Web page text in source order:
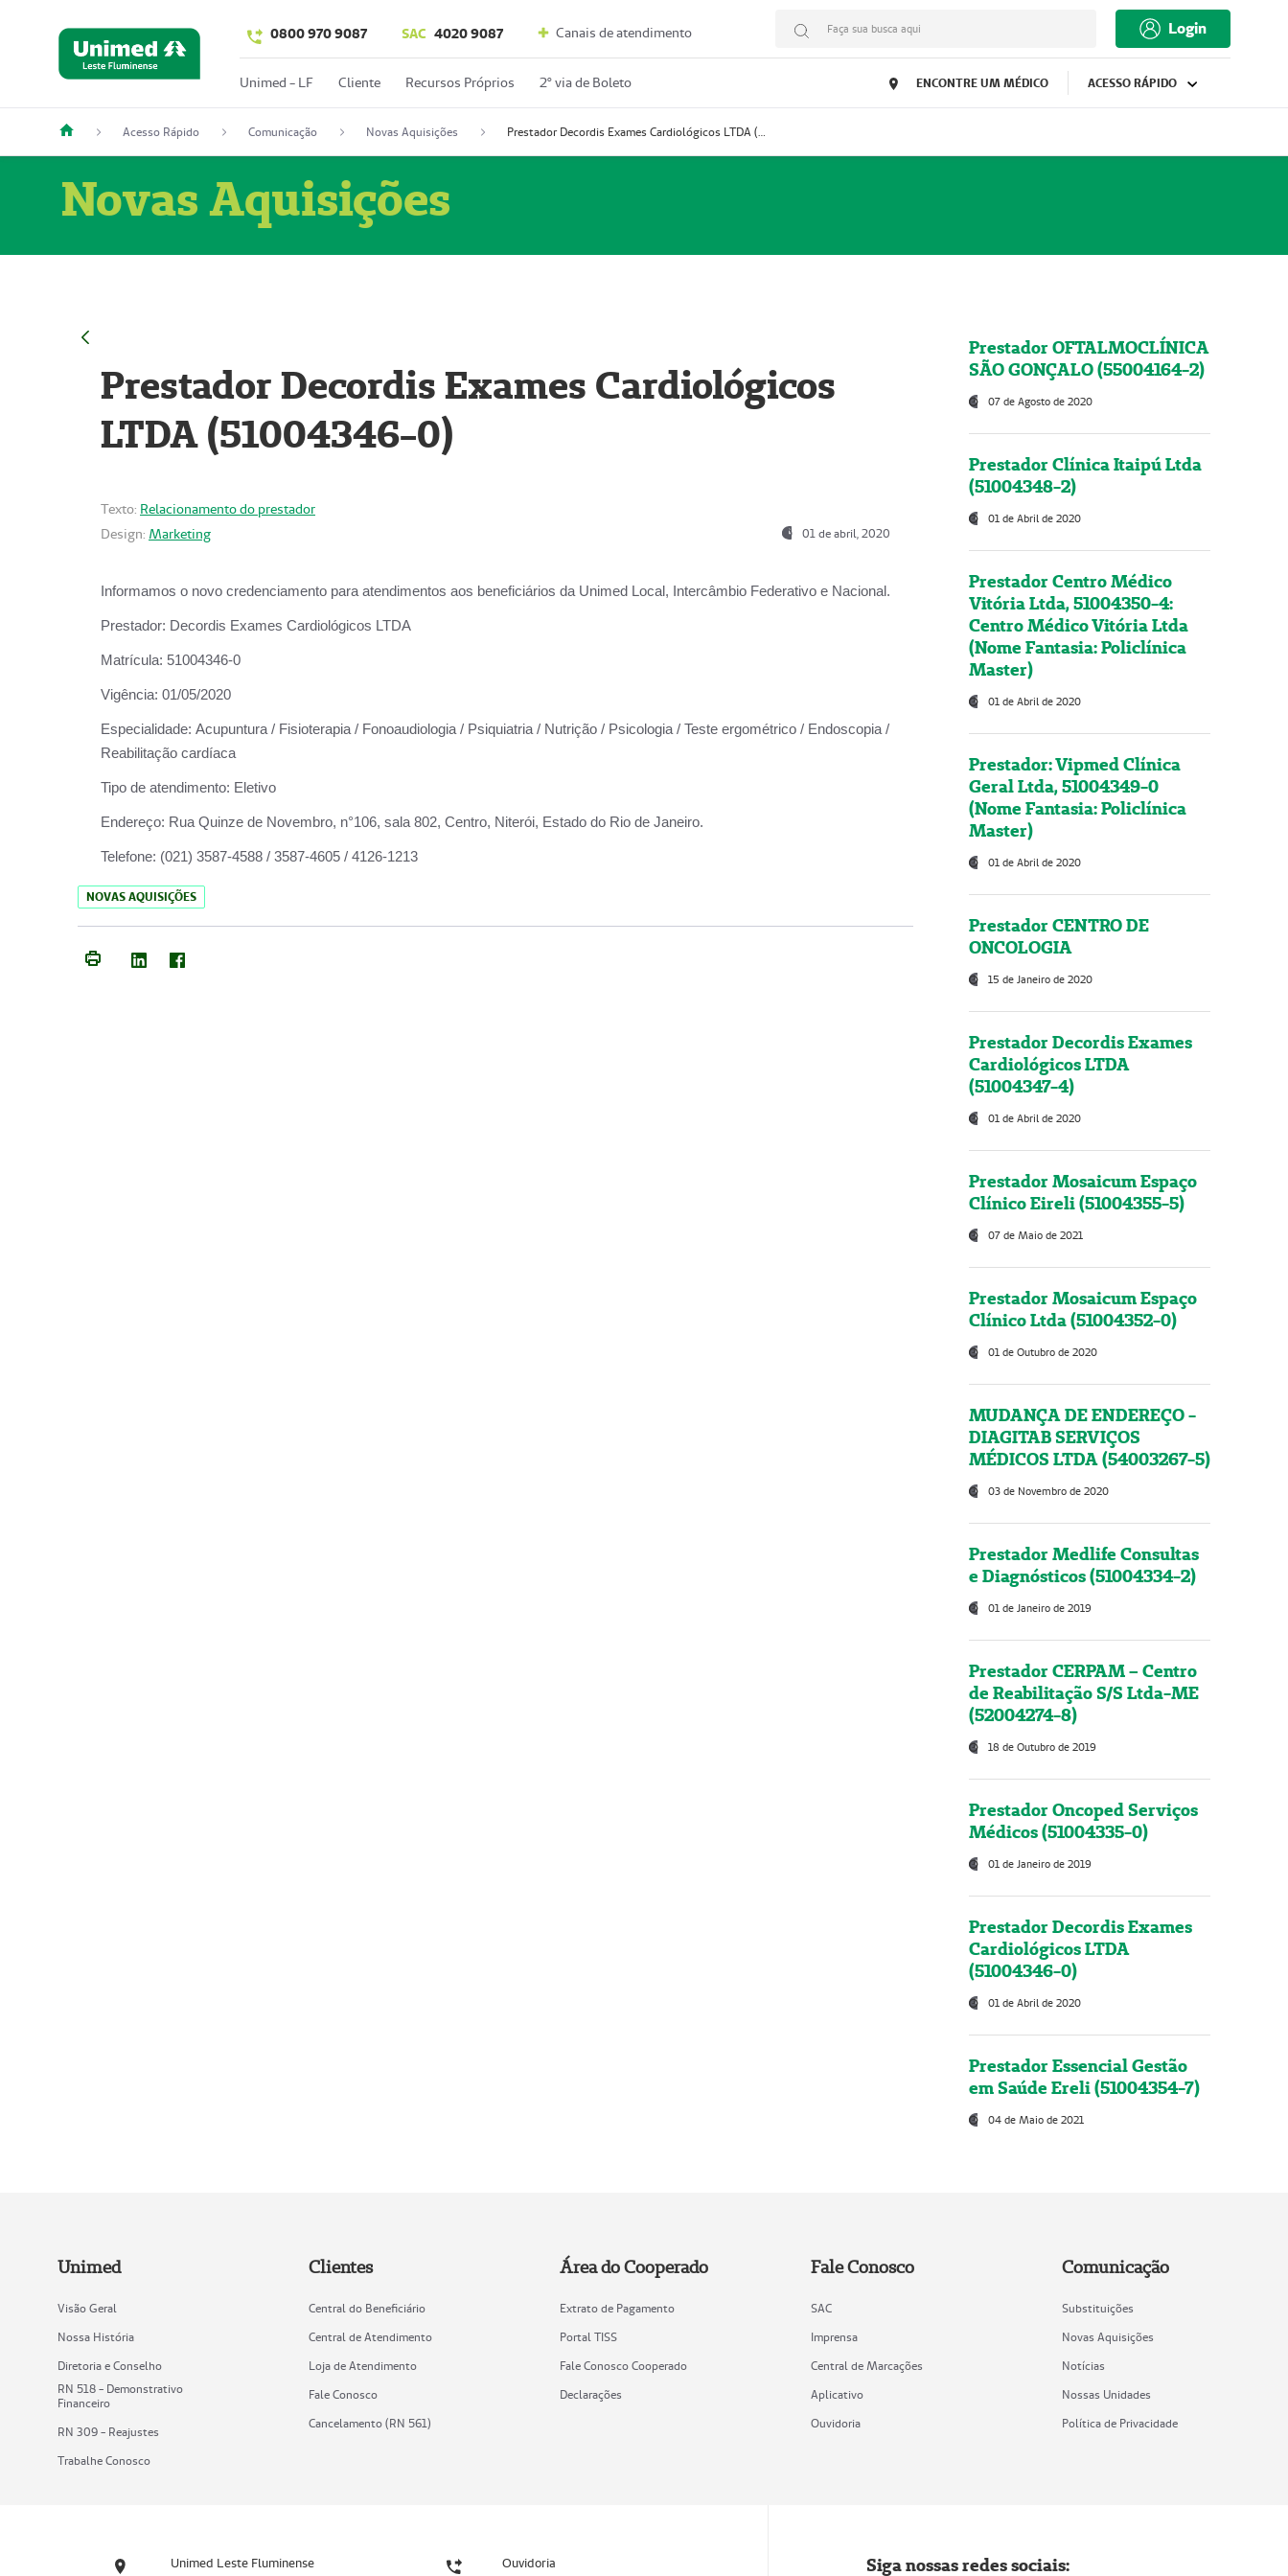
0800 970 9087 SAC 4020 9087 Canais de atendimento Faça sua busca aqui Login
Unimed - LF Cliente Recursos Próprios 2º via de Boleto ENCONTRE UM MÉDICO ACESSO RÁPIDO
Acesso Rápido Comunicação Novas Aquisições Prestador Decordis Exames Cardiológicos LTDA (51004346-0)
Novas Aquisições
Prestador Decordis Exames Cardiológicos
LTDA (51004346-0)
Texto: Relacionamento do prestador
Design: Marketing 01 de abril, 2020
Informamos o novo credenciamento para atendimentos aos beneficiários da Unimed Local, Intercâmbio Federativo e Nacional.
Prestador: Decordis Exames Cardiológicos LTDA
Matrícula: 51004346-0
Vigência: 01/05/2020
Especialidade: Acupuntura / Fisioterapia / Fonoaudiologia / Psiquiatria / Nutrição / Psicologia / Teste ergométrico / Endoscopia /
Reabilitação cardíaca
Tipo de atendimento: Eletivo
Endereço: Rua Quinze de Novembro, n°106, sala 802, Centro, Niterói, Estado do Rio de Janeiro.
Telefone: (021) 3587-4588 / 3587-4605 / 4126-1213
NOVAS AQUISIÇÕES
Prestador OFTALMOCLÍNICA
SÃO GONÇALO (55004164-2)
07 de Agosto de 2020
Prestador Clínica Itaipú Ltda
(51004348-2)
01 de Abril de 2020
Prestador Centro Médico
Vitória Ltda, 51004350-4:
Centro Médico Vitória Ltda
(Nome Fantasia: Policlínica
Master)
01 de Abril de 2020
Prestador: Vipmed Clínica
Geral Ltda, 51004349-0
(Nome Fantasia: Policlínica
Master)
01 de Abril de 2020
Prestador CENTRO DE
ONCOLOGIA
15 de Janeiro de 2020
Prestador Decordis Exames
Cardiológicos LTDA
(51004347-4)
01 de Abril de 2020
Prestador Mosaicum Espaço
Clínico Eireli (51004355-5)
07 de Maio de 2021
Prestador Mosaicum Espaço
Clínico Ltda (51004352-0)
01 de Outubro de 2020
MUDANÇA DE ENDEREÇO -
DIAGITAB SERVIÇOS
MÉDICOS LTDA (54003267-5)
03 de Novembro de 2020
Prestador Medlife Consultas
e Diagnósticos (51004334-2)
01 de Janeiro de 2019
Prestador CERPAM – Centro
de Reabilitação S/S Ltda-ME
(52004274-8)
18 de Outubro de 2019
Prestador Oncoped Serviços
Médicos (51004335-0)
01 de Janeiro de 2019
Prestador Decordis Exames
Cardiológicos LTDA
(51004346-0)
01 de Abril de 2020
Prestador Essencial Gestão
em Saúde Ereli (51004354-7)
04 de Maio de 2021
Unimed
Visão Geral
Nossa História
Diretoria e Conselho
RN 518 - Demonstrativo
Financeiro
RN 309 - Reajustes
Trabalhe Conosco
Clientes
Central do Beneficiário
Central de Atendimento
Loja de Atendimento
Fale Conosco
Cancelamento (RN 561)
Área do Cooperado
Extrato de Pagamento
Portal TISS
Fale Conosco Cooperado
Declarações
Fale Conosco
SAC
Imprensa
Central de Marcações
Aplicativo
Ouvidoria
Comunicação
Substituições
Novas Aquisições
Notícias
Nossas Unidades
Política de Privacidade
Unimed Leste Fluminense Ouvidoria Siga nossas redes sociais: